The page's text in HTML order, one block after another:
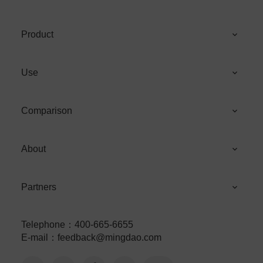
Product
Use
Comparison
About
Partners
Telephone ： 400-665-6655
E-mail
： feedback@mingdao.com